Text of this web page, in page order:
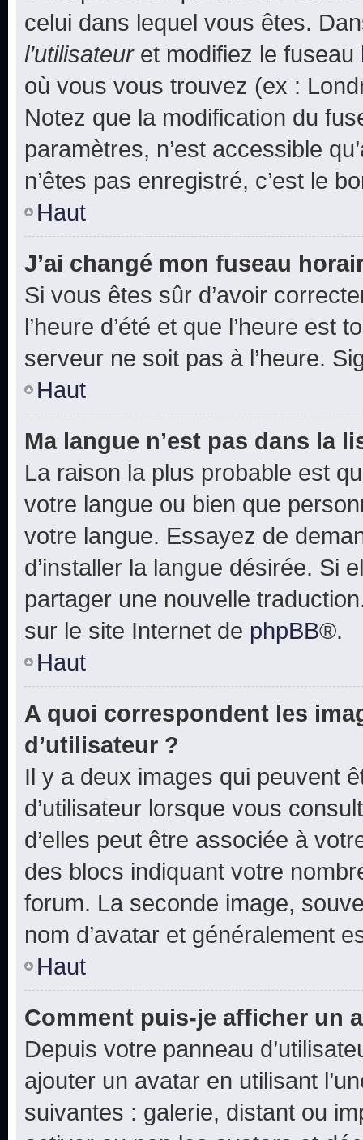
celui dans lequel vous êtes.
l’utilisateuret modifiez le fuseau
où vous vous trouvez (ex :
Notez que la modification du
paramètres, n’est accessible
n’êtes pas enregistré, c’est le
Haut
J’ai changé mon fuseau
Si vous êtes sûr d’avoir
l’heure d’été et que l’heure est
serveur ne soit pas à l’heure.
Haut
Ma langue n’est pas dans la
La raison la plus probable est
votre langue ou bien que
votre langue. Essayez de
d’installer la langue désirée. Si
partager une nouvelle
sur le site Internet de phpBB®.
Haut
A quoi correspondent les
d’utilisateur ?
Il y a deux images qui peuvent
d’utilisateur lorsque vous
d’elles peut être associée à
des blocs indiquant votre
forum. La seconde image,
nom d’avatar et généralement
Haut
Comment puis-je afficher un
Depuis votre panneau
ajouter un avatar en utilisant
suivantes : galerie, distant ou